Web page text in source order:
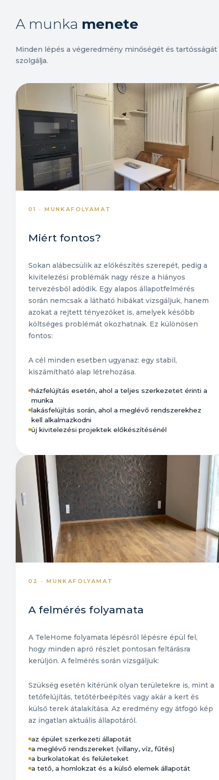
A munka menete
Minden lépés a végeredmény minőségét és tartósságát
szolgálja.
01 · MUNKAFOLYAMAT
Miért fontos?
Sokan alábecsülik az előkészítés szerepét, pedig a
kivitelezési problémák nagy része a hiányos
tervezésből adódik. Egy alapos állapotfelmérés
során nemcsak a látható hibákat vizsgáljuk, hanem
azokat a rejtett tényezőket is, amelyek később
költséges problémát okozhatnak. Ez különösen
fontos:
A cél minden esetben ugyanaz: egy stabil,
kiszámítható alap létrehozása.
házfelújítás esetén, ahol a teljes szerkezetet érinti a
munka
lakásfelújítás során, ahol a meglévő rendszerekhez
kell alkalmazkodni
új kivitelezési projektek előkészítésénél
02 · MUNKAFOLYAMAT
A felmérés folyamata
A TeleHome folyamata lépésről lépésre épül fel,
hogy minden apró részlet pontosan feltárásra
kerüljön. A felmérés során vizsgáljuk:
Szükség esetén kitérünk olyan területekre is, mint a
tetőfelújítás, tetőtérbeépítés vagy akár a kert és
külső terek átalakítása. Az eredmény egy átfogó kép
az ingatlan aktuális állapotáról.
az épület szerkezeti állapotát
a meglévő rendszereket (villany, víz, fűtés)
a burkolatokat és felületeket
a tető, a homlokzat és a külső elemek állapotát